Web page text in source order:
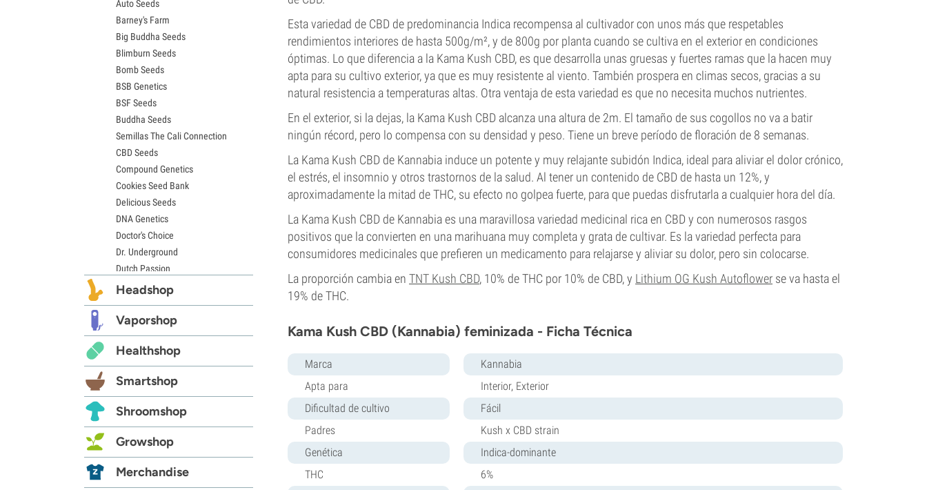
Esta variedad de CBD de predominancia Indica recompensa al cultivador con unos más que respetables
rendimientos interiores de hasta 500g/m², y de 800g por planta cuando se cultiva en el exterior en condiciones
óptimas. Lo que diferencia a la Kama Kush CBD, es que desarrolla unas gruesas y fuertes ramas que la hacen muy
apta para su cultivo exterior, ya que es muy resistente al viento. También prospera en climas secos, gracias a su
natural resistencia a temperaturas altas. Otra ventaja de esta variedad es que no necesita muchos nutrientes.
En el exterior, si la dejas, la Kama Kush CBD alcanza una altura de 2m. El tamaño de sus cogollos no va a batir
ningún récord, pero lo compensa con su densidad y peso. Tiene un breve período de floración de 8 semanas.
La Kama Kush CBD de Kannabia induce un potente y muy relajante subidón Indica, ideal para aliviar el dolor crónico,
el estrés, el insomnio y otros trastornos de la salud. Al tener un contenido de CBD de hasta un 12%, y
aproximadamente la mitad de THC, su efecto no golpea fuerte, para que puedas disfrutarla a cualquier hora del día.
La Kama Kush CBD de Kannabia es una maravillosa variedad medicinal rica en CBD y con numerosos rasgos
positivos que la convierten en una marihuana muy completa y grata de cultivar. Es la variedad perfecta para
consumidores medicinales que prefieren un medicamento para relajarse y aliviar su dolor, pero sin colocarse.
La proporción cambia en TNT Kush CBD, 10% de THC por 10% de CBD, y Lithium OG Kush Autoflower se va hasta el
19% de THC.
Kama Kush CBD (Kannabia) feminizada - Ficha Técnica
Marca
Kannabia
Apta para
Interior, Exterior
Dificultad de cultivo
Fácil
Padres
Kush x CBD strain
Genética
Indica-dominante
THC
6%
Semillas de Sour Diesel
Semillas de Jack Herer
Semillas de Girl Scout Cookies
Semillas de Wedding Cake
Semillas de Zkittlez
Semillas de Pineapple Express
Semillas de Chemdawg
Semillas de Hindu Kush
Semillas de Mimosa
Auto Seeds
Barney's Farm
Big Buddha Seeds
Blimburn Seeds
Bomb Seeds
BSB Genetics
BSF Seeds
Buddha Seeds
Semillas The Cali Connection
CBD Seeds
Compound Genetics
Cookies Seed Bank
Delicious Seeds
DNA Genetics
Doctor's Choice
Dr. Underground
Dutch Passion
Elite Seeds
Exotic Seed
Expert Seeds
FastBuds
Female Seeds
French Touch Seeds
Garden of Green
GeneSeeds
G13 Labs
Grass-O-Matic
Headshop
Vaporshop
Healthshop
Smartshop
Shroomshop
Growshop
Merchandise